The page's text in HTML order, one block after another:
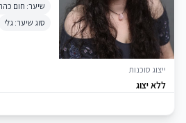
ייצוג סוכנות
ללא יצוג
שיער: חום
סוג שיער: גלי